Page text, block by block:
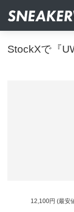
StockXで『
12,100円 (最安